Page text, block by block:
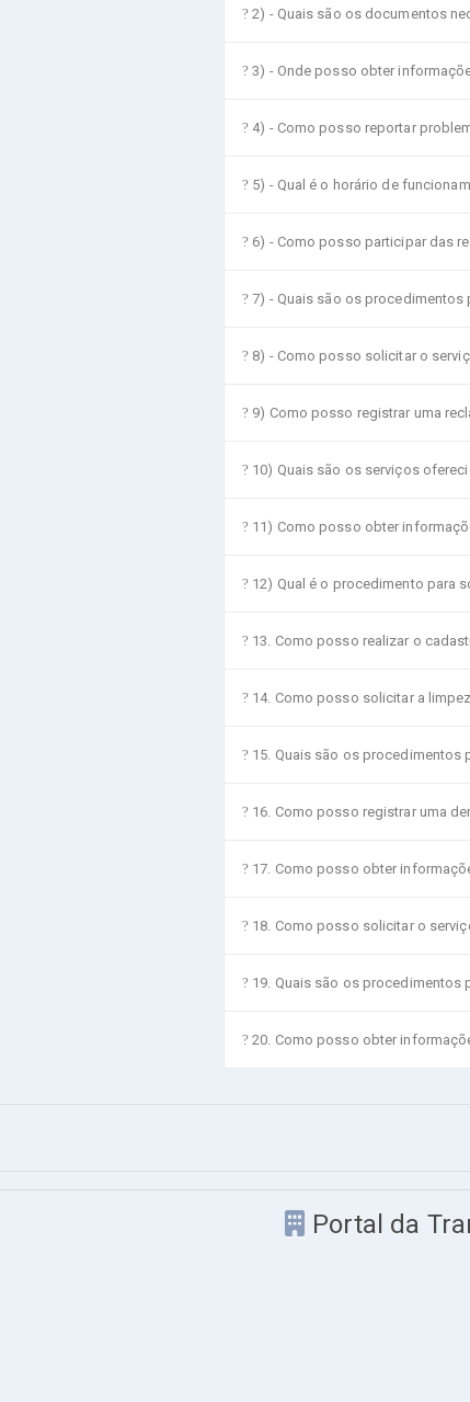
2) - Quais são os documentos
3) - Onde posso obter
4) - Como posso reportar
5) - Qual é o horário de
6) - Como posso participar das
7) - Quais são os procedimentos
8) - Como posso solicitar o
9) Como posso registrar uma
10) Quais são os serviços
11) Como posso obter
12) Qual é o procedimento para
13. Como posso realizar o
14. Como posso solicitar a
15. Quais são os procedimentos
16. Como posso registrar uma
17. Como posso obter
18. Como posso solicitar o
19. Quais são os
20. Como posso obter
Portal da